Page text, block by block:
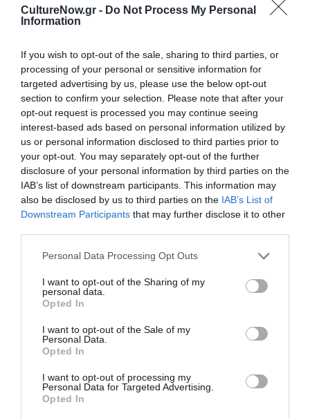
CultureNow.gr - Do Not Process My Personal
Information
If you wish to opt-out of the sale, sharing to third parties, or
processing of your personal or sensitive information for
targeted advertising by us, please use the below opt-out
section to confirm your selection. Please note that after your
opt-out request is processed you may continue seeing
interest-based ads based on personal information utilized by
us or personal information disclosed to third parties prior to
your opt-out. You may separately opt-out of the further
disclosure of your personal information by third parties on the
IAB’s list of downstream participants. This information may
also be disclosed by us to third parties on the IAB’s List of
Downstream Participants that may further disclose it to other
Personal Data Processing Opt Outs
I want to opt-out of the Sharing of my
personal data.
Opted In
I want to opt-out of the Sale of my
Personal Data.
Opted In
I want to opt-out of processing my
Personal Data for Targeted Advertising.
Opted In
Δείτε όλα τατελευταία νέαγια την Τέχνη και τον
Πολιτισμό στο
Νέοι Διαγωνισμοί❯
Tags
ΑΦΗΓΗΣΗ ΠΑΡΑΜΥΘΙΩΝ
ΔΡΑΣΤΗΡΙΟΤΗΤΕΣ ΓΙΑ ΠΑΙΔΙΑ
ΕΘΝΙΚΟ ΘΕΑΤΡΟ
ΝΕΝΑ ΜΕΝΤΗ
ΡΕΝΗ ΠΙΤΤΑΚΗ
ΧΡΙΣΤΟΥΓΕΝΝΙΑΤΙΚΕΣ ΕΚΔΗΛΩΣΕΙΣ 2022–2023
Newsletter
Ακολουθήστε το Culturenow.gr